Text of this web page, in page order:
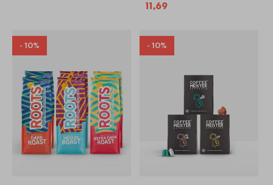
Normale
11,69
- 10% - 10%